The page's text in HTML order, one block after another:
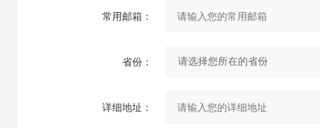
常用邮箱：
省份：
详细地址：